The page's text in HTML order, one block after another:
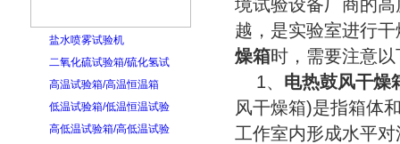
盐水喷雾试验机
二氧化硫试验箱/硫化氢试
高温试验箱/高温恒温箱
低温试验箱/低温恒温试验
高低温试验箱/高低温试验
境试验设备厂商的
越，是实验室进行
燥箱时，需要注意
1、 电热鼓风干燥
风干燥箱)是指箱体
工作室内形成水平